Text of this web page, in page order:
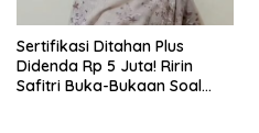
Sertifikasi Ditahan Plus
Didenda Rp 5 Juta! Ririn
Safitri Buka-Bukaan Soal